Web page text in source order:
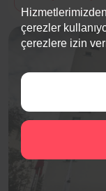
çerezler
çerezlere izin